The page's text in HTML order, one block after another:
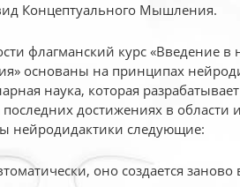
Концептуального Мышления.
флагманский курс «Введение
основаны на принципах
наука, которая
достижениях в области
нейродидактики следующие:
оно создается